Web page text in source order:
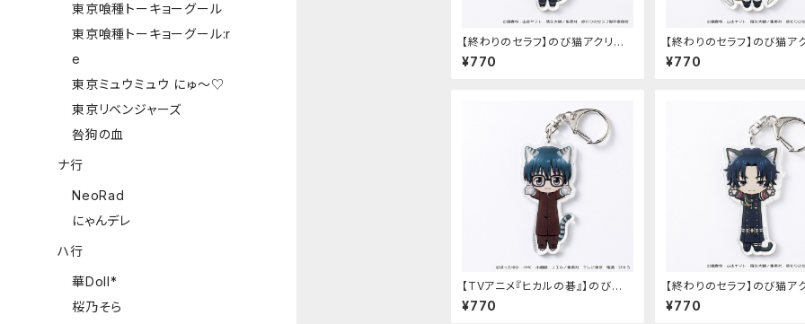
【終わりのセラフ】のび猫アクリル
キーホルダー（百夜優一郎）
¥770
【終わりのセラフ】のび猫ア
キーホルダー（百夜ミカエラ
¥770
【TVアニメ『ヒカルの碁』】のび猫
アクリルキーホルダー（筒井 公宏）
¥770
【終わりのセラフ】のび猫ア
キーホルダー（一瀬グレン）
¥770
東京喰種トーキョーグール
東京喰種トーキョーグール:r
e
東京ミュウミュウ にゅ～♡
東京リベンジャーズ
咎狗の血
ナ行
NeoRad
にゃんデレ
ハ行
華Doll*
桜乃そら